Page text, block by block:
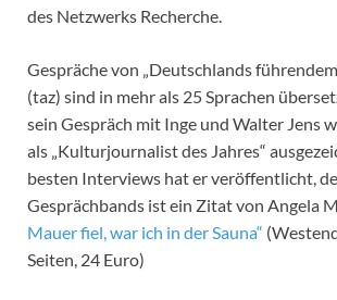
des Netzwerks Recherche.
Gespräche von „Deutschlands
(taz) sind in mehr als 25 Sprachen
sein Gespräch mit Inge und Walter Jens
als „Kulturjournalist des Jahres“
besten Interviews hat er veröffentlicht,
Gesprächbands ist ein Zitat von Angela
Mauer fiel, war ich in der Sauna“
Seiten, 24 Euro)